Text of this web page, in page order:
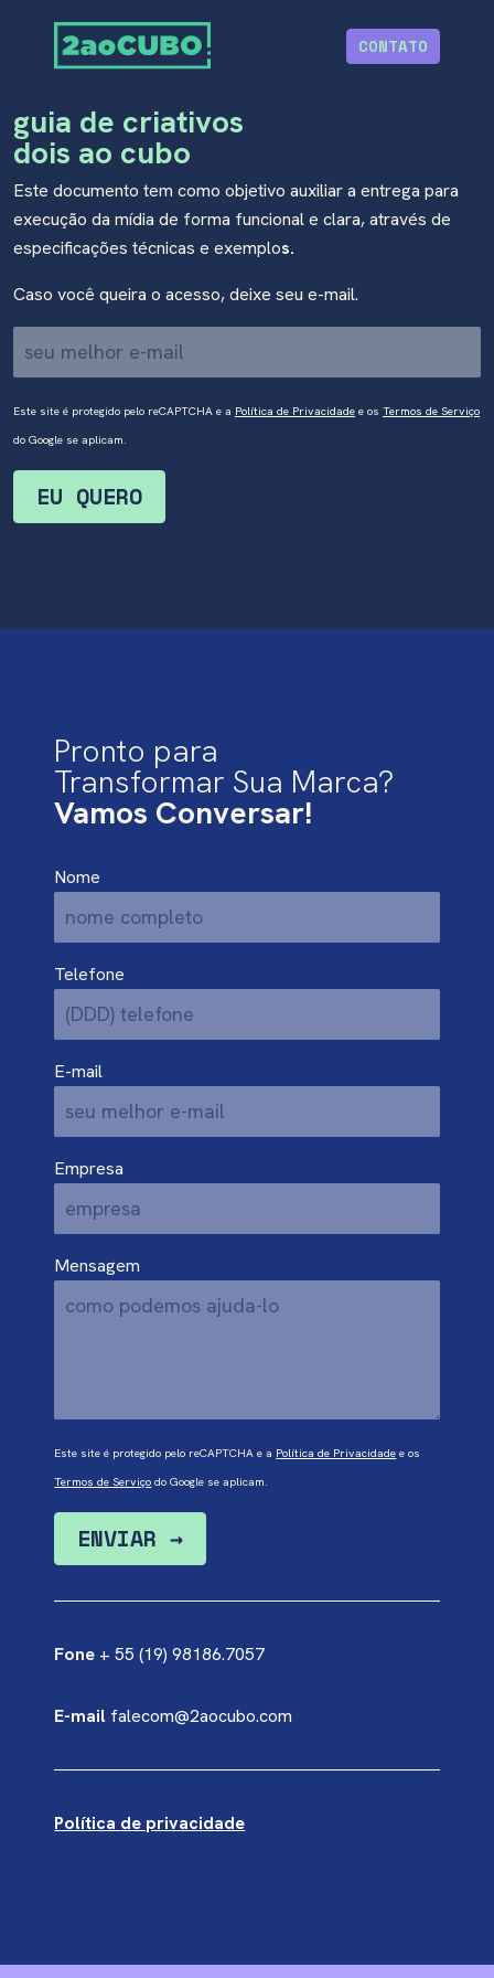
CONTATO
guia de criativos
dois ao cubo
Este documento tem como objetivo auxiliar a entrega para
execução da mídia de forma funcional e clara, através de
especificações técnicas e exemplos.
Caso você queira o acesso, deixe seu e-mail.
Este site é protegido pelo reCAPTCHA e a Política de Privacidade e os Termos de Serviço
do Google se aplicam.
Pronto para
Transformar Sua Marca?
Vamos Conversar!
Nome
Telefone
E-mail
Empresa
Mensagem
Este site é protegido pelo reCAPTCHA e a Política de Privacidade e os
Termos de Serviço do Google se aplicam.
Fone + 55 (19) 98186.7057
E-mail falecom@2aocubo.com
Política de privacidade